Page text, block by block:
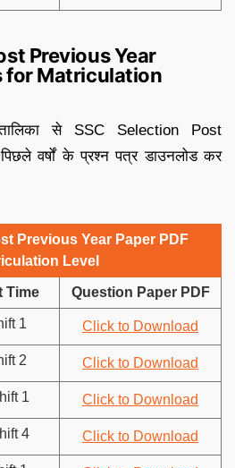
Previous Year
for Matriculation
से SSC Selection Post
वर्षों के प्रश्न पत्र डाउनलोड कर
Previous Year Paper PDF
Level
Time Question Paper PDF
1 Click to Download
2 Click to Download
1 Click to Download
4 Click to Download